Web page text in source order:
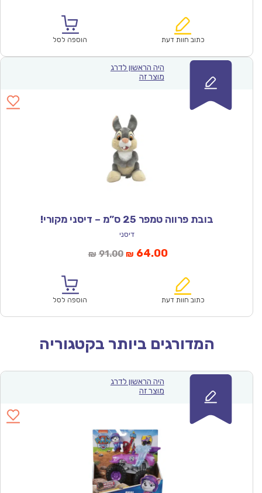
₪127.00.
הוא:
כתוב חוות דעת הוספה לסל
היה הראשון לדרג
מוצר זה
בובת פרווה טמפר 25 ס”מ – דיסני מקורי!
דיסני
₪ 91.00המחיר
₪91.00.
₪ 64.00המחיר
הוא:
כתוב חוות דעת הוספה לסל
המדורגים ביותר בקטגוריה
היה הראשון לדרג
מוצר זה